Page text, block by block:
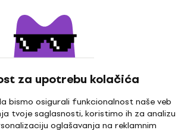
za upotrebu kolačića
bismo osigurali funkcionalnost naše veb
tvoje saglasnosti, koristimo ih za analizu
oglašavanja na reklamnim
Muzika kačketi